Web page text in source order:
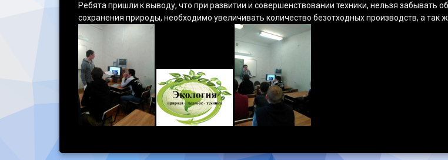
Ребята пришли к выводу, что при развитии и совершенствовании техники, нельзя
сохранения природы, необходимо увеличивать количество безотходных производств, а